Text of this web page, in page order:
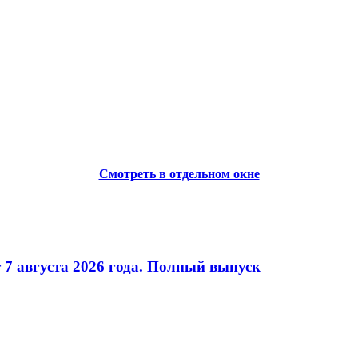
Смотреть в отдельном окне
августа 2026 года. Полный выпуск